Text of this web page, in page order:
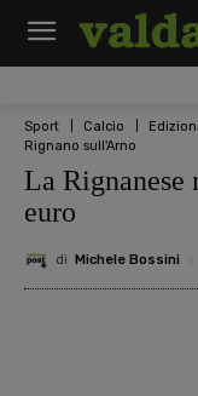
Sport Calcio
Rignano sull'Arno
La Rignanese
euro
di Michele Bossini